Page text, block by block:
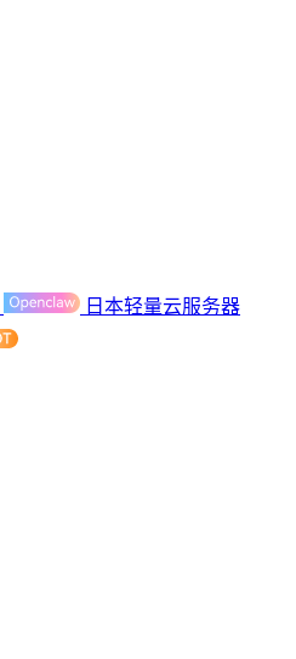
日本轻量云服务器